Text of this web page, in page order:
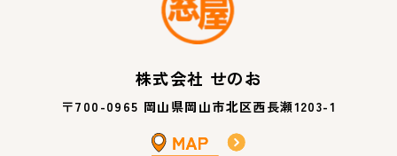
株式会社 せのお
〒700-0965 岡山県岡山市北区西長瀬1203-1